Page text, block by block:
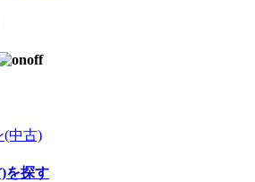
(中古)
を探す